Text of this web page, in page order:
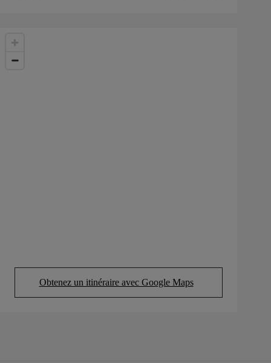
Obtenez un itinéraire avec Google Maps
(Opens in new tab)